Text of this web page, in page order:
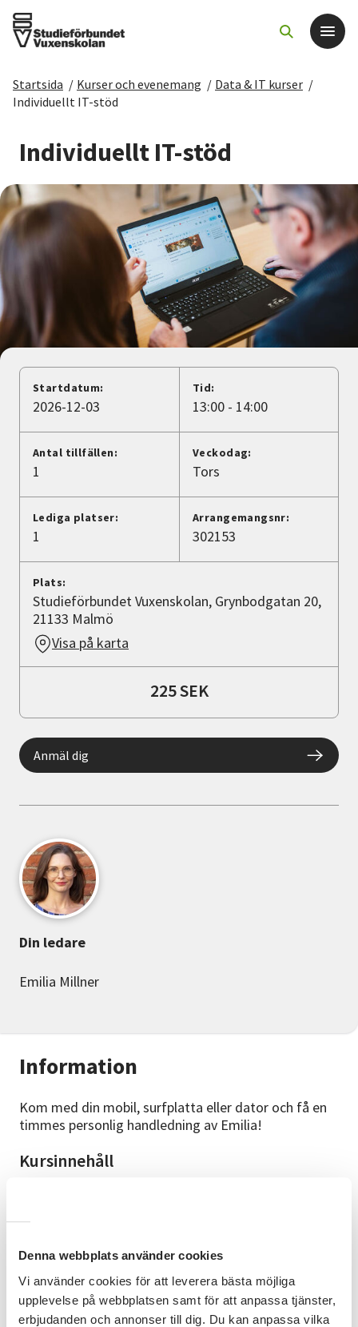
Denna webbplats använder cookies
Vi använder cookies för att leverera bästa möjliga
upplevelse på webbplatsen samt för att anpassa tjänster,
erbjudanden och annonser till dig. Du kan anpassa vilka
Det här gör vi
För dig som
Sök kurser och evenemang
Om SV
Starta studiecirkel
Cirkelledare
Nyheter
Avdelningar
Lyssna
Startsida / Kurser och evenemang / Data & IT kurser /
Individuellt IT-stöd
Individuellt IT-stöd
Information
Kom med din mobil, surfplatta eller dator och få en
timmes personlig handledning av Emilia!
Kursinnehåll
mobiltelefon, surfplatta eller dator. Det kan till
funktioner, komma i gång med att använda e-
tjänster eller få tips kring säkerhet på internet. Inför
första träffen har vi en telefonavstämning där du får
berätta vad du önskar stöd med.
Startdatum:
2026-12-03
Tid:
13:00 - 14:00
Antal tillfällen:
1
Veckodag:
Tors
Lediga platser:
1
Arrangemangsnr:
302153
Plats:
Studieförbundet Vuxenskolan, Grynbodgatan 20,
21133 Malmö
Visa på karta
225 SEK
Anmäl dig
Din ledare
Emilia Millner